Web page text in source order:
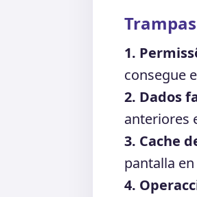
1.
consegue
2. Dados
anteriores
3. Cache
pantalla
4.